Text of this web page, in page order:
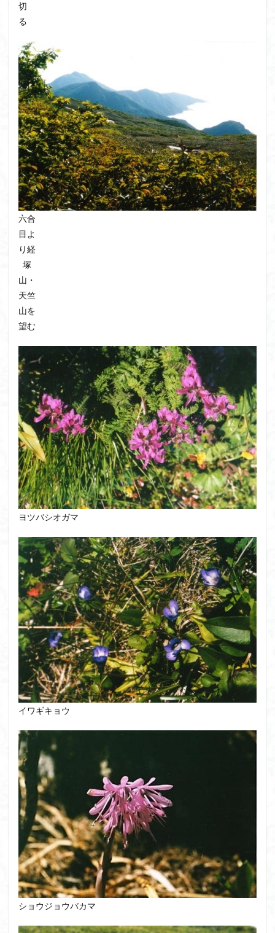
切
る
六合
目よ
り経
塚
山・
天竺
山を
望む
ヨツバシオガマ
イワギキョウ
ショウジョウバカマ